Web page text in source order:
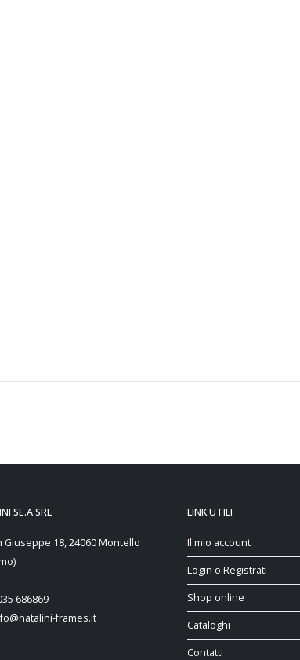
SE.A SRL
Giuseppe 18, 24060 Montello
686869
frames.it
LINK UTILI
Il mio account
Login o Registrati
Shop online
Cataloghi
Contatti